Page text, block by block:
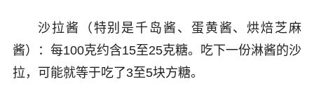
沙拉酱（特别是千岛酱、蛋黄酱、烘焙芝麻
酱）：每100克约含15至25克糖。吃下一份淋酱的沙
拉，可能就等于吃了3至5块方糖。